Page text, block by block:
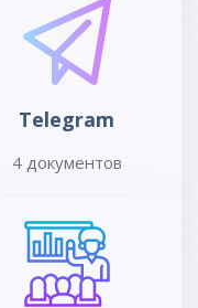
Telegram
4 документов